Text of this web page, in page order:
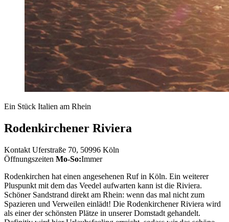
Ein Stück Italien am Rhein
Rodenkirchener Riviera
Kontakt Uferstraße 70, 50996 Köln
Öffnungszeiten Mo-So:Immer
Rodenkirchen hat einen angesehenen Ruf in Köln. Ein weiterer
Pluspunkt mit dem das Veedel aufwarten kann ist die Riviera.
Schöner Sandstrand direkt am Rhein: wenn das mal nicht zum
Spazieren und Verweilen einlädt! Die Rodenkirchener Riviera wird
als einer der schönsten Plätze in unserer Domstadt gehandelt.